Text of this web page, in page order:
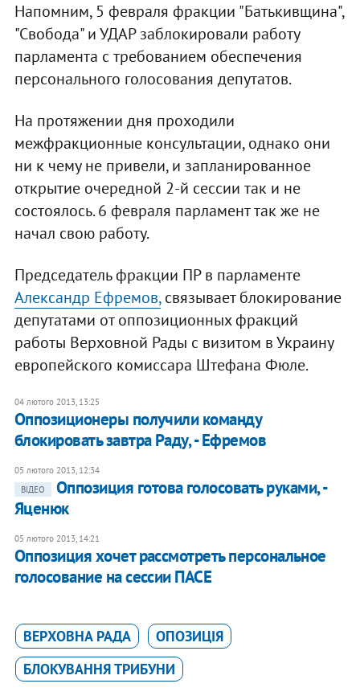
Напомним, 5 февраля фракции "Батькивщина",
"Свобода" и УДАР заблокировали работу
парламента с требованием обеспечения
персонального голосования депутатов.
На протяжении дня проходили
межфракционные консультации, однако они
ни к чему не привели, и запланированное
открытие очередной 2-й сессии так и не
состоялось. 6 февраля парламент так же не
начал свою работу.
Председатель фракции ПР в парламенте
Александр Ефремов,связывает блокирование
депутатами от оппозиционных фракций
работы Верховной Рады с визитом в Украину
европейского комиссара Штефана Фюле.
04 лютого 2013, 13:25
Оппозиционеры получили команду
блокировать завтра Раду, - Ефремов
05 лютого 2013, 12:34
ВІДЕО
Оппозиция готова голосовать руками, -
Яценюк
05 лютого 2013, 14:21
Оппозиция хочет рассмотреть персональное
голосование на сессии ПАСЕ
ВЕРХОВНА РАДА
ОПОЗИЦІЯ
БЛОКУВАННЯ ТРИБУНИ